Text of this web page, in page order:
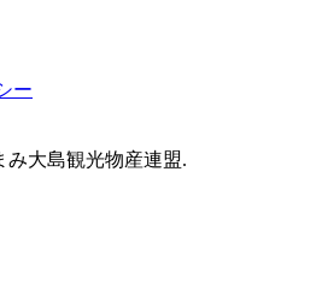
ー
み大島観光物産連盟.